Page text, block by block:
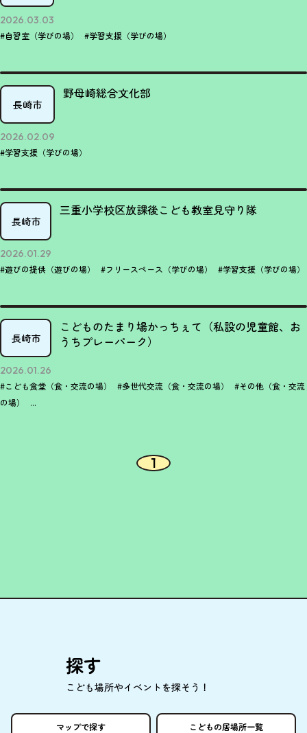
2026.03.03
#自習室（学びの場） #学習支援（学びの場）
長崎市
野母崎総合文化部
2026.02.09
#学習支援（学びの場）
長崎市
三重小学校区放課後こども教室見守り隊
2026.01.29
#遊びの提供（遊びの場） #フリースペース（学びの場） #学習支援（学びの場）
長崎市
こどものたまり場かっちぇて（私設の児童館、お
うちプレーパーク）
2026.01.26
#こども食堂（食・交流の場） #多世代交流（食・交流の場）
#その他（食・交流
の場）
...
1
探す
こども場所やイベントを探そう！
マップで探す こどもの居場所一覧